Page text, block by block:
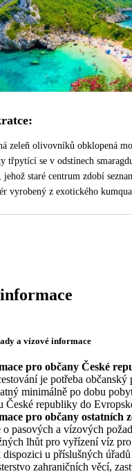
zeleň olivovníků obklopená
třpytící se v odstínech
jehož staré centrum zdobí
vyrobený z exotického
a vízové informace
pro občany České
je potřeba občanský
minimálně po dobu
České republiky do
pro občany ostatních
o pasových a vízových
lhůt pro vyřízení víz
dispozici u příslušných
zahraničních věcí,